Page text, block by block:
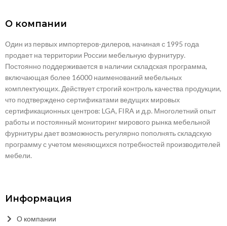
О компании
Один из первых импортеров-дилеров, начиная с 1995 года
продает на территории России мебельную фурнитуру.
Постоянно поддерживается в наличии складская программа,
включающая более 16000 наименований мебельных
комплектующих. Действует строгий контроль качества продукции,
что подтверждено сертификатами ведущих мировых
сертификационных центров: LGA, FIRA и д.р. Многолетний опыт
работы и постоянный мониторинг мирового рынка мебельной
фурнитуры дает возможность регулярно пополнять складскую
программу с учетом меняющихся потребностей производителей
мебели.
Информация
О компании